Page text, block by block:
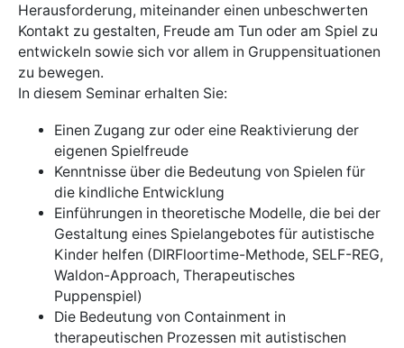
Herausforderung, miteinander einen unbeschwerten
Kontakt zu gestalten, Freude am Tun oder am Spiel zu
entwickeln sowie sich vor allem in Gruppensituationen
zu bewegen.
In diesem Seminar erhalten Sie:
Einen Zugang zur oder eine Reaktivierung der
eigenen Spielfreude
Kenntnisse über die Bedeutung von Spielen für
die kindliche Entwicklung
Einführungen in theoretische Modelle, die bei der
Gestaltung eines Spielangebotes für autistische
Kinder helfen (DIRFloortime-Methode, SELF-REG,
Waldon-Approach, Therapeutisches
Puppenspiel)
Die Bedeutung von Containment in
therapeutischen Prozessen mit autistischen